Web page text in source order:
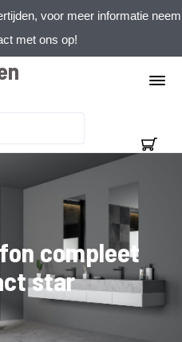
voor meer informatie neem
met ons op!
compleet
star